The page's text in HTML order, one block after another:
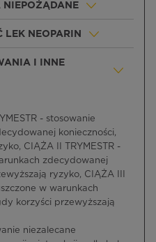
LEK NEOPARIN
I INNE
- stosowanie
konieczności,
CIĄŻA II TRYMESTR -
zdecydowanej
ryzyko, CIĄŻA III
w warunkach
korzyści przewyższają
niezalecane